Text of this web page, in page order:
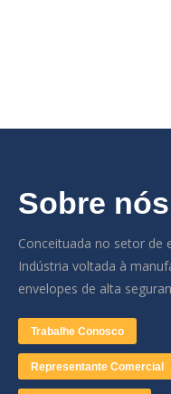
Sobre nós
Conceituada no setor de
Indústria voltada à
envelopes de alta
Trabalhe Conosco
Representante Comercial